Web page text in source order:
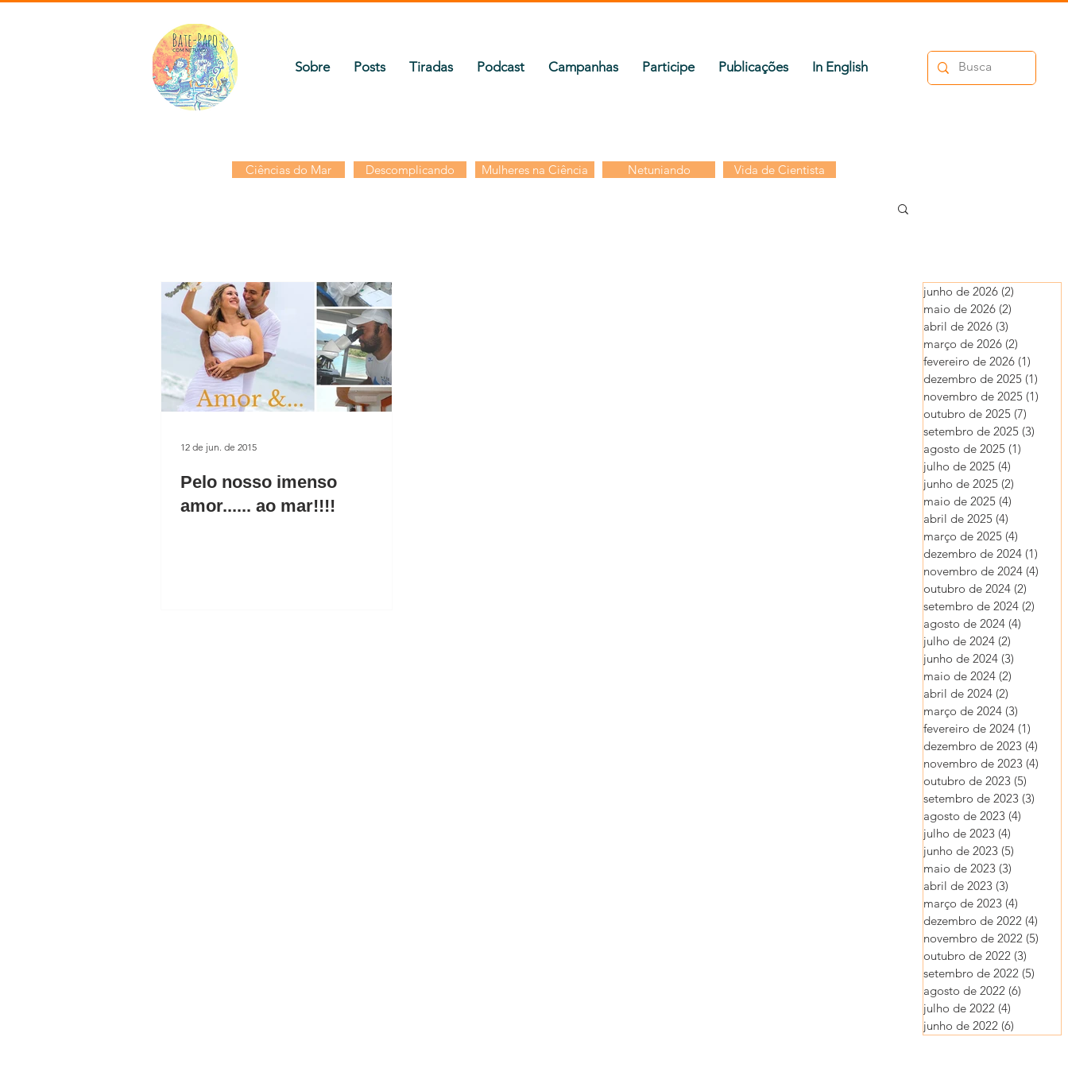
Sobre Posts Tiradas Podcast Campanhas Participe Publicações In English
Ciências do Mar Descomplicando Mulheres na Ciência Netuniando Vida de Cientista
Pelo nosso imenso
amor...... ao mar!!!!
12 de jun. de 2015
junho de 2026 (2)
maio de 2026 (2)
abril de 2026 (3)
março de 2026 (2)
fevereiro de 2026 (1)
dezembro de 2025 (1)
novembro de 2025 (1)
outubro de 2025 (7)
setembro de 2025 (3)
agosto de 2025 (1)
julho de 2025 (4)
junho de 2025 (2)
maio de 2025 (4)
abril de 2025 (4)
março de 2025 (4)
dezembro de 2024 (1)
novembro de 2024 (4)
outubro de 2024 (2)
setembro de 2024 (2)
agosto de 2024 (4)
julho de 2024 (2)
junho de 2024 (3)
maio de 2024 (2)
abril de 2024 (2)
março de 2024 (3)
fevereiro de 2024 (1)
dezembro de 2023 (4)
novembro de 2023 (4)
outubro de 2023 (5)
setembro de 2023 (3)
agosto de 2023 (4)
julho de 2023 (4)
junho de 2023 (5)
maio de 2023 (3)
abril de 2023 (3)
março de 2023 (4)
dezembro de 2022 (4)
novembro de 2022 (5)
outubro de 2022 (3)
setembro de 2022 (5)
agosto de 2022 (6)
julho de 2022 (4)
junho de 2022 (6)